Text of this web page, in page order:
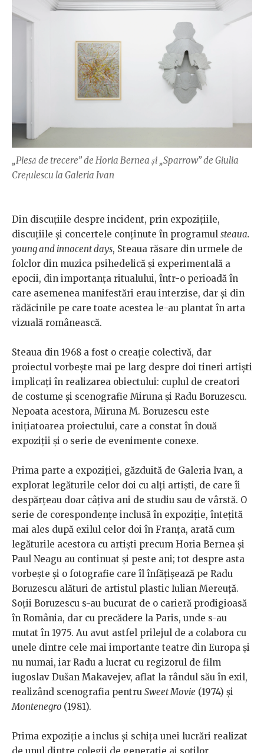
„Piesă de trecere” de Horia Bernea și „Sparrow” de Giulia
Crețulescu la Galeria Ivan
Din discuțiile despre incident, prin expozițiile,
discuțiile și concertele conținute în programul steaua.
young and innocent days, Steaua răsare din urmele de
folclor din muzica psihedelică și experimentală a
epocii, din importanța ritualului, într-o perioadă în
care asemenea manifestări erau interzise, dar și din
rădăcinile pe care toate acestea le-au plantat în arta
vizuală românească.​
Steaua din 1968 a fost o creație colectivă, dar
proiectul vorbește mai pe larg despre doi tineri artiști
implicați în realizarea obiectului: cuplul de creatori
de costume și scenografie Miruna și Radu Boruzescu.
Nepoata acestora, Miruna M. Boruzescu este
inițiatoarea proiectului, care a constat în două
expoziții și o serie de evenimente conexe.
Prima parte a expoziției, găzduită de Galeria Ivan, a
explorat legăturile celor doi cu alți artiști, de care îi
despărțeau doar câțiva ani de studiu sau de vârstă. O
serie de corespondențe inclusă în expoziție, întețită
mai ales după exilul celor doi în Franța, arată cum
legăturile acestora cu artiști precum Horia Bernea și
Paul Neagu au continuat și peste ani; tot despre asta
vorbește și o fotografie care îl înfățișează pe Radu
Boruzescu alături de artistul plastic Iulian Mereuță.
Soții Boruzescu s-au bucurat de o carieră prodigioasă
în România, dar cu precădere la Paris, unde s-au
mutat în 1975. Au avut astfel prilejul de a colabora cu
unele dintre cele mai importante teatre din Europa și
nu numai, iar Radu a lucrat cu regizorul de film
iugoslav Dušan Makavejev, aflat la rândul său în exil,
realizând scenografia pentru Sweet Movie (1974) și
Montenegro (1981).
Prima expoziție a inclus și schița unei lucrări realizat